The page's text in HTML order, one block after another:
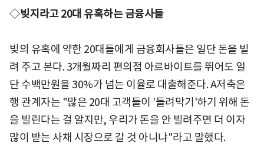
◇빚지라고 20대 유혹하는 금융사들
빚의 유혹에 약한 20대들에게 금융회사들은 일단 돈을 빌
려 주고 본다. 3개월짜리 편의점 아르바이트를 뛰어도 일
단 수백만원을 30%가 넘는 이율로 대출해준다. A저축은
행 관계자는 "많은 20대 고객들이 '돌려막기'하기 위해 돈
을 빌린다는 걸 알지만, 우리가 돈을 안 빌려주면 더 이자
많이 받는 사채 시장으로 갈 것 아니냐"라고 말했다.